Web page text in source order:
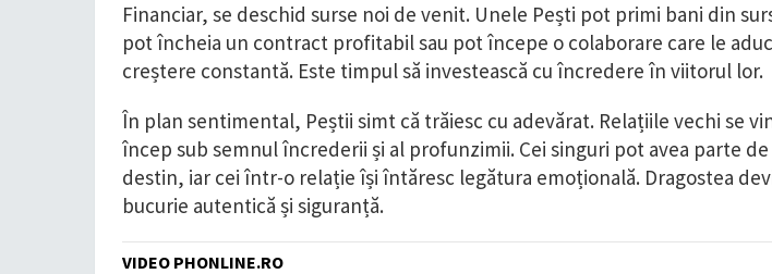
Financiar, se deschid surse noi de venit. Unele Pești pot primi bani din
pot încheia un contract profitabil sau pot începe o colaborare care le
creștere constantă. Este timpul să investească cu încredere în viitorul lor.
În plan sentimental, Peștii simt că trăiesc cu adevărat. Relațiile vechi se
încep sub semnul încrederii și al profunzimii. Cei singuri pot avea parte
destin, iar cei într-o relație își întăresc legătura emoțională. Dragostea
bucurie autentică și siguranță.
VIDEO PHONLINE.RO